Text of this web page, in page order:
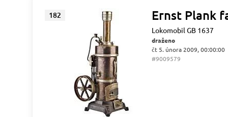
182 Ernst Plank
Lokomobil GB 1637
draženo
čt 5. února 2009, 00:00:00
#9009579